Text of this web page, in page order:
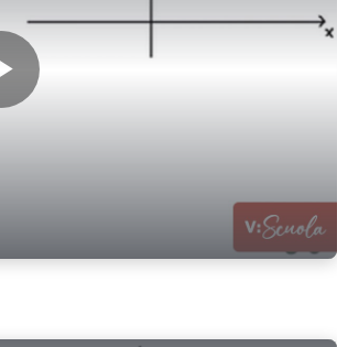
Play Video